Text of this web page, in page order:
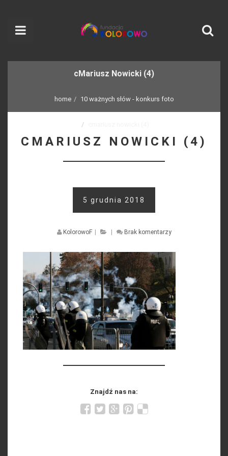
cMariusz Nowicki (4)
home 10 ważnych słów - konkurs foto
CMARIUSZ NOWICKI (4)
5 grudnia 2018
KolorowoF Brak komentarzy
Znajdź nas na: